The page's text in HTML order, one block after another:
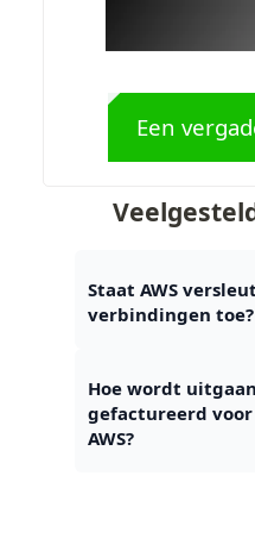
Een
Staat AWS
verbindingen toe?
Hoe wordt
gefactureerd voor
AWS?